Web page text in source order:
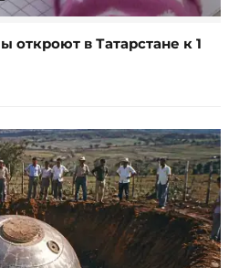
в Татарстане к 1